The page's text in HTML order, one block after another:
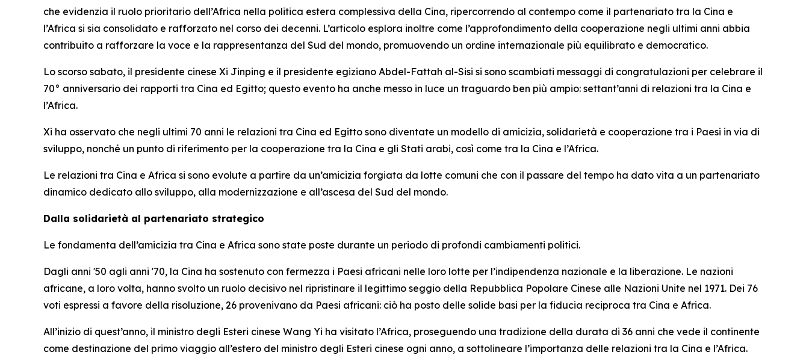
che evidenzia il ruolo prioritario dell’Africa nella politica estera complessiva della Cina, ripercorrendo al contempo come il partenariato tra la Cina e
l’Africa si sia consolidato e rafforzato nel corso dei decenni. L’articolo esplora inoltre come l’approfondimento della cooperazione negli ultimi anni abbia
contribuito a rafforzare la voce e la rappresentanza del Sud del mondo, promuovendo un ordine internazionale più equilibrato e democratico.
Lo scorso sabato, il presidente cinese Xi Jinping e il presidente egiziano Abdel-Fattah al-Sisi si sono scambiati messaggi di congratulazioni per celebrare il
70° anniversario dei rapporti tra Cina ed Egitto; questo evento ha anche messo in luce un traguardo ben più ampio: settant’anni di relazioni tra la Cina e
l’Africa.
Xi ha osservato che negli ultimi 70 anni le relazioni tra Cina ed Egitto sono diventate un modello di amicizia, solidarietà e cooperazione tra i Paesi in via di
sviluppo, nonché un punto di riferimento per la cooperazione tra la Cina e gli Stati arabi, così come tra la Cina e l’Africa.
Le relazioni tra Cina e Africa si sono evolute a partire da un’amicizia forgiata da lotte comuni che con il passare del tempo ha dato vita a un partenariato
dinamico dedicato allo sviluppo, alla modernizzazione e all’ascesa del Sud del mondo.
Dalla solidarietà al partenariato strategico
Le fondamenta dell’amicizia tra Cina e Africa sono state poste durante un periodo di profondi cambiamenti politici.
Dagli anni '50 agli anni '70, la Cina ha sostenuto con fermezza i Paesi africani nelle loro lotte per l’indipendenza nazionale e la liberazione. Le nazioni
africane, a loro volta, hanno svolto un ruolo decisivo nel ripristinare il legittimo seggio della Repubblica Popolare Cinese alle Nazioni Unite nel 1971. Dei 76
voti espressi a favore della risoluzione, 26 provenivano da Paesi africani: ciò ha posto delle solide basi per la fiducia reciproca tra Cina e Africa.
All’inizio di quest’anno, il ministro degli Esteri cinese Wang Yi ha visitato l’Africa, proseguendo una tradizione della durata di 36 anni che vede il continente
come destinazione del primo viaggio all’estero del ministro degli Esteri cinese ogni anno, a sottolineare l’importanza delle relazioni tra la Cina e l’Africa.